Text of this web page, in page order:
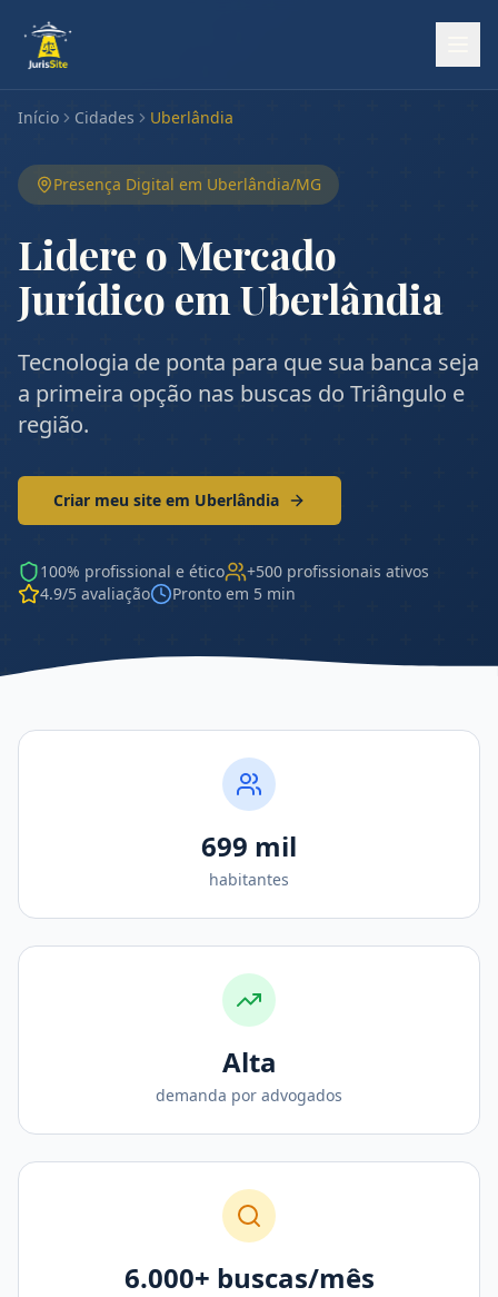
Início Cidades Uberlândia
Presença Digital em Uberlândia/MG
Lidere o Mercado
Jurídico em Uberlândia
Tecnologia de ponta para que sua banca seja
a primeira opção nas buscas do Triângulo e
região.
Criar meu site em Uberlândia
100% profissional e ético
+500 profissionais ativos
4.9/5 avaliação
Pronto em 5 min
699 mil
habitantes
Alta
demanda por advogados
6.000+ buscas/mês